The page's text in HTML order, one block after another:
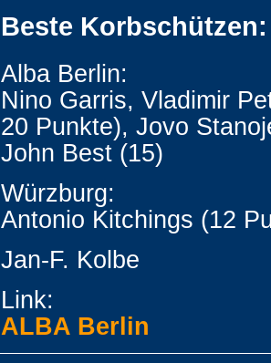
Beste Korbschützen:
Alba Berlin:
Nino Garris, Vladimir
20 Punkte), Jovo
John Best (15)
Würzburg:
Antonio Kitchings (12
Jan-F. Kolbe
Link:
ALBA Berlin